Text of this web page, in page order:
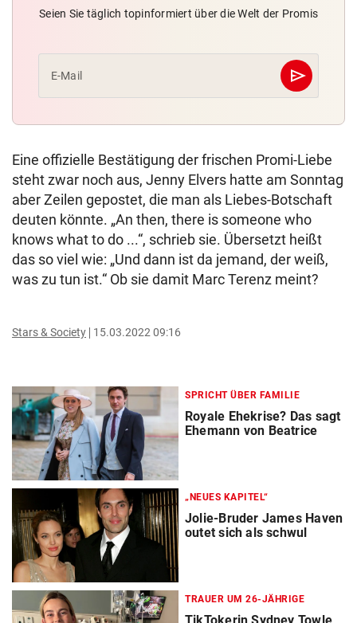
Seien Sie täglich topinformiert über die Welt der Promis
E-Mail send
Abschicken
Eine offizielle Bestätigung der frischen Promi-Liebe
steht zwar noch aus, Jenny Elvers hatte am Sonntag
aber Zeilen gepostet, die man als Liebes-Botschaft
deuten könnte. „An then, there is someone who
knows what to do ...“, schrieb sie. Übersetzt heißt
das so viel wie: „Und dann ist da jemand, der weiß,
was zu tun ist.“ Ob sie damit Marc Terenz meint?
Stars & Society 15.03.2022 09:16
SPRICHT ÜBER FAMILIE
Royale Ehekrise? Das sagt
Ehemann von Beatrice
„NEUES KAPITEL“
Jolie-Bruder James Haven
outet sich als schwul
TRAUER UM 26-JÄHRIGE